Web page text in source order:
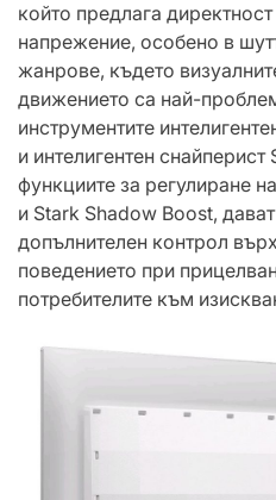
който предлага
напрежение, особено в
жанрове, където
движението са най-
инструментите
и интелигентен
функциите за регулиране
и Stark Shadow Boost,
допълнителен контрол
поведението при
потребителите към